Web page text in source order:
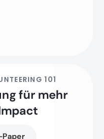
101
für mehr